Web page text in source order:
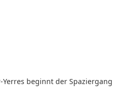
beginnt der